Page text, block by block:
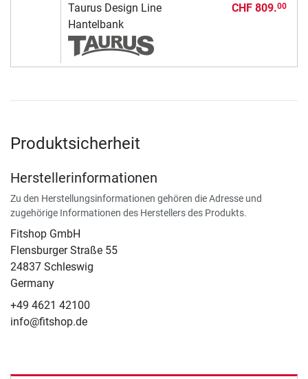
Taurus Design Line
Hantelbank
CHF 809.00
Produktsicherheit
Herstellerinformationen
Zu den Herstellungsinformationen gehören die Adresse und
zugehörige Informationen des Herstellers des Produkts.
Fitshop GmbH
Flensburger Straße 55
24837 Schleswig
Germany
+49 4621 42100
info@fitshop.de